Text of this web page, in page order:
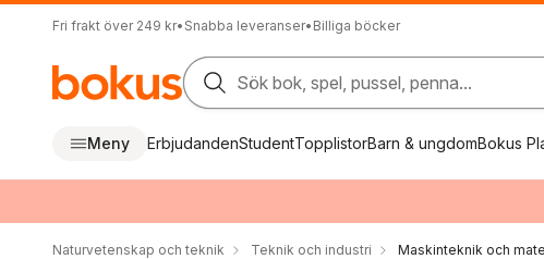
Fri frakt över 249 kr• Snabba leveranser• Billiga böcker
Sök bok, spel, pussel, penna...
Meny ErbjudandenStudentTopplistorBarn & ungdomBokus
Naturvetenskap och teknik Teknik och industri Maskinteknik och